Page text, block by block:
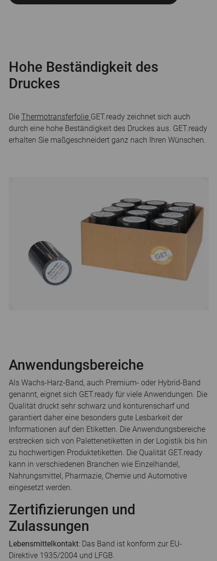
Hohe Beständigkeit des
Druckes
Die Thermotransferfolie GET.ready zeichnet sich auch
durch eine hohe Beständigkeit des Druckes aus. GET.ready
erhalten Sie maßgeschneidert ganz nach Ihren Wünschen.
Anwendungsbereiche
Als Wachs-Harz-Band, auch Premium- oder Hybrid-Band
genannt, eignet sich GET.ready für viele Anwendungen. Die
Qualität druckt sehr schwarz und konturenscharf und
garantiert daher eine besonders gute Lesbarkeit der
Informationen auf den Etiketten. Die Anwendungsbereiche
erstrecken sich von Palettenetiketten in der Logistik bis hin
zu hochwertigen Produktetiketten. Die Qualität GET.ready
kann in verschiedenen Branchen wie Einzelhandel,
Nahrungsmittel, Pharmazie, Chemie und Automotive
eingesetzt werden.
Zertifizierungen und
Zulassungen
Lebensmittelkontakt: Das Band ist konform zur EU-
Direktive 1935/2004 und LFGB.